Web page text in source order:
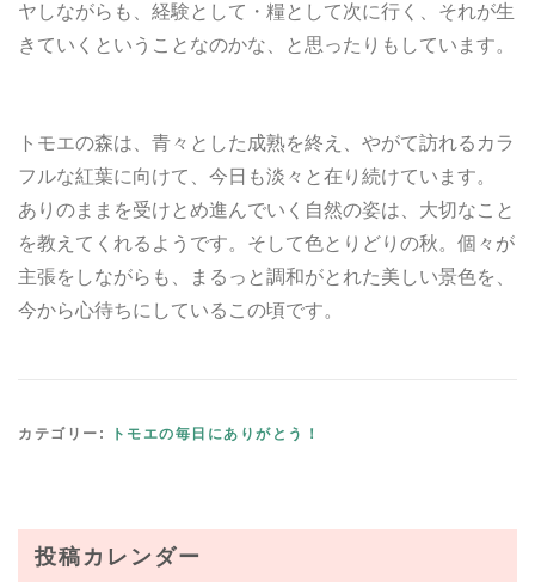
ヤしながらも、経験として・糧として次に行く、それが生
きていくということなのかな、と思ったりもしています。
トモエの森は、青々とした成熟を終え、やがて訪れるカラ
フルな紅葉に向けて、今日も淡々と在り続けています。
ありのままを受けとめ進んでいく自然の姿は、大切なこと
を教えてくれるようです。そして色とりどりの秋。個々が
主張をしながらも、まるっと調和がとれた美しい景色を、
今から心待ちにしているこの頃です。
カテゴリー: トモエの毎日にありがとう！
投稿カレンダー